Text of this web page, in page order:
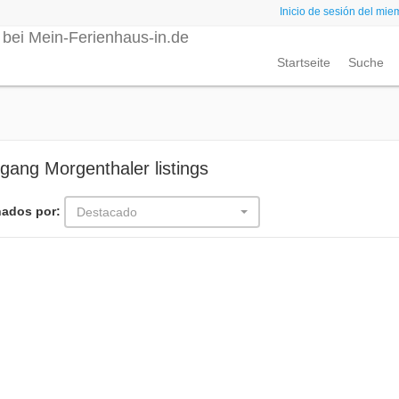
Inicio de sesión del
Startseite Suche
Morgenthaler listings
por: Destacado